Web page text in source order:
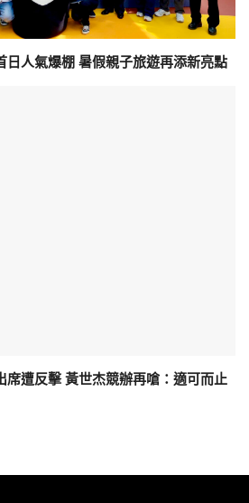
日人氣爆棚 暑假親子旅遊再添新亮點
席遭反擊 黃世杰競辦再嗆：適可而止